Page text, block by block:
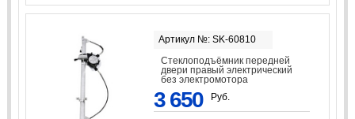
Артикул №: SK-60810
Стеклоподъёмник передней
двери правый электрический
без электромотора
3 650 Руб.